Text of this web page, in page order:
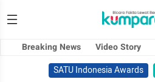
Breaking News Video Story
SATU Indonesia Awards